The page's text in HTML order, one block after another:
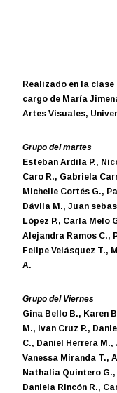
Realizado en la
cargo de María
Artes Visuales,
Grupo del martes
Esteban Ardila P.,
Caro R., Gabriela
Michelle Cortés G.,
Dávila M., Juan
López P., Carla Melo
Alejandra Ramos C.,
Felipe Velásquez T.,
A.
Grupo del Viernes
Gina Bello B., Karen
M., Ivan Cruz P.,
C., Daniel Herrera
Vanessa Miranda T.,
Nathalia Quintero
Daniela Rincón R.,